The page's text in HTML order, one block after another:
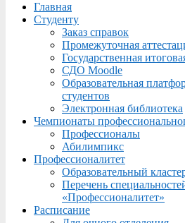
Menu
Главная
Студенту
Заказ справок
Промежуточная
Государственная
СДО Moodle
Образовательная
студентов
Электронная библиотека
Чемпионаты
Профессионалы
Абилимпикс
Профессионалитет
Образовательный
Перечень
«Профессионалитет»
Расписание